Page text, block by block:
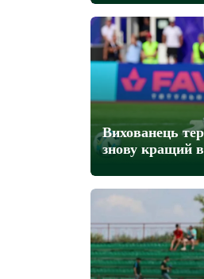
Вихованець
знову кращий